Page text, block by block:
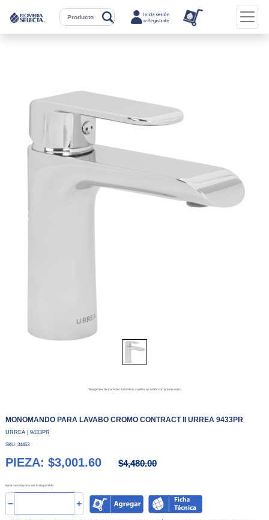
Previous
*Imagenes de carácter ilustrativo, sujetas a cambio sin previo aviso
MONOMANDO PARA LAVABO CROMO CONTRACT II URREA 9433PR
URREA | 9433PR
SKU: 34453
PIEZA: $3,001.60 $4,480.00
Inicie sesión para ver el disponible.
− +